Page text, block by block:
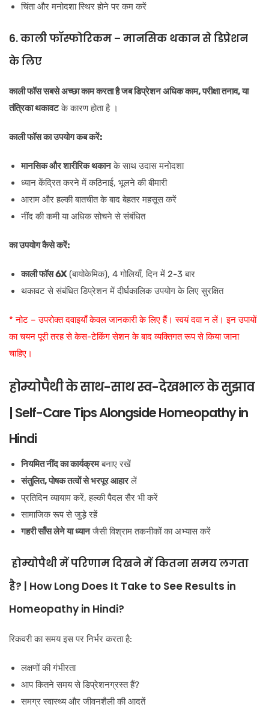
चिंता और मनोदशा स्थिर होने पर कम करें
6. काली फॉस्फोरिकम – मानसिक थकान से डिप्रेशन
के लिए
काली फॉस सबसे अच्छा काम करता है जब डिप्रेशनअधिक काम, परीक्षा तनाव, या
तंत्रिका थकावटके कारण होता है ।
काली फॉस का उपयोग कब करें:
मानसिक और शारीरिक थकानके साथ उदास मनोदशा
ध्यान केंद्रित करने में कठिनाई, भूलने की बीमारी
आराम और हल्की बातचीत के बाद बेहतर महसूस करें
नींद की कमी या अधिक सोचने से संबंधित
का उपयोग कैसे करें:
काली फॉस 6X (बायोकेमिक), 4 गोलियाँ, दिन में 2-3 बार
थकावट से संबंधित डिप्रेशन में दीर्घकालिक उपयोग के लिए सुरक्षित
* नोट – उपरोक्त दवाइयाँ केवल जानकारी के लिए हैं। स्वयं दवा न लें। इन उपायों
का चयन पूरी तरह से केस-टेकिंग सेशन के बाद व्यक्तिगत रूप से किया जाना
चाहिए।
होम्योपैथी के साथ-साथ स्व-देखभाल के सुझाव
| Self-Care Tips Alongside Homeopathy in
Hindi
नियमित नींद का कार्यक्रमबनाए रखें
संतुलित, पोषक तत्वों से भरपूर आहारलें
प्रतिदिन व्यायाम करें, हल्की पैदल सैर भी करें
सामाजिक रूप से जुड़े रहें
गहरी साँस लेने या ध्यानजैसी विश्राम तकनीकों का अभ्यास करें
होम्योपैथी में परिणाम दिखने में कितना समय लगता
है? | How Long Does It Take to See Results in
Homeopathy in Hindi?
रिकवरी का समय इस पर निर्भर करता है:
लक्षणों की गंभीरता
आप कितने समय से डिप्रेशनग्रस्त हैं?
समग्र स्वास्थ्य और जीवनशैली की आदतें